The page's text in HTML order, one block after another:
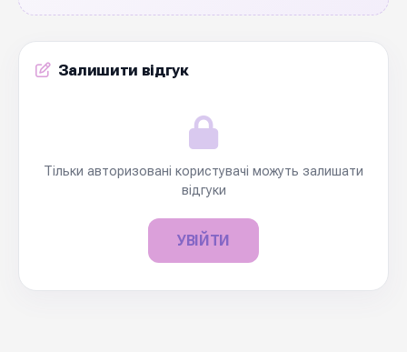
Залишити відгук
Тільки авторизовані користувачі можуть залишати
відгуки
УВІЙТИ